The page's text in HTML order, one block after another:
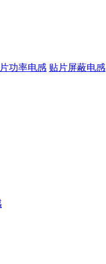
功率电感 贴片屏蔽电感